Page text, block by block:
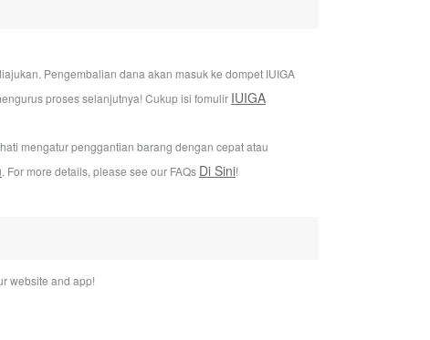
Pengembalian dana akan masuk ke dompet IUIGA
proses selanjutnya! Cukup isi fomulir IUIGA
mengatur penggantian barang dengan cepat atau
. For more details, please see our FAQs Di Sini!
website and app!